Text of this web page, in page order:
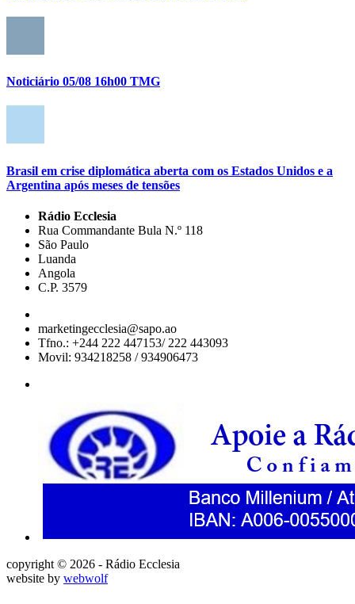
Noticiário 05/08 16h00 TMG
Brasil em crise diplomática aberta com os Estados Unidos e a
Argentina após meses de tensões
Rádio Ecclesia
Rua Commandante Bula N.º 118
São Paulo
Luanda
Angola
C.P. 3579
marketingecclesia@sapo.ao
Tfno.: +244 222 447153/ 222 443093
Movil: 934218258 / 934906473
copyright © 2026 - Rádio Ecclesia
website by webwolf